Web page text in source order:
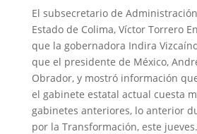
El subsecretario de
Estado de Colima, Víctor Torrero
que la gobernadora Indira
que el presidente de México,
Obrador, y mostró información
el gabinete estatal actual cuesta
gabinetes anteriores, lo anterior
por la Transformación, este jueves.